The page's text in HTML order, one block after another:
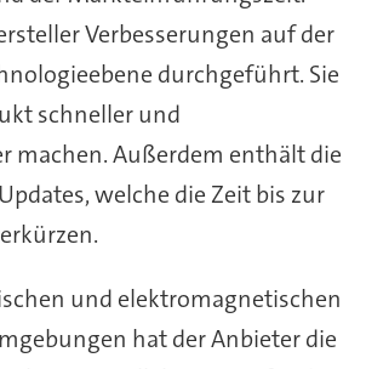
Verbesserungen auf der
durchgeführt. Sie
schneller und
machen. Außerdem enthält die
welche die Zeit bis zur
und elektromagnetischen
hat der Anbieter die